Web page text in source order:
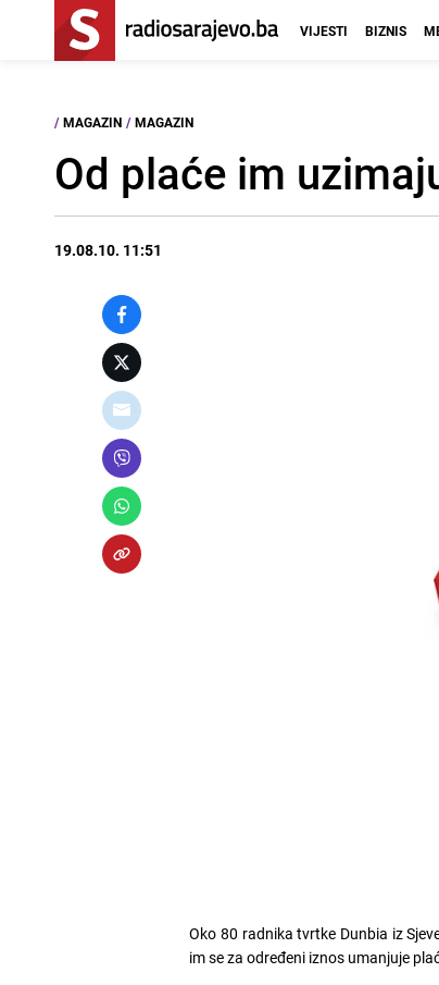
VIJESTI BIZNIS
/ MAGAZIN / MAGAZIN
Od plaće im
19.08.10. 11:51
Oko 80 radnika tvrtke Dunbia iz
im se za određeni iznos umanjuje